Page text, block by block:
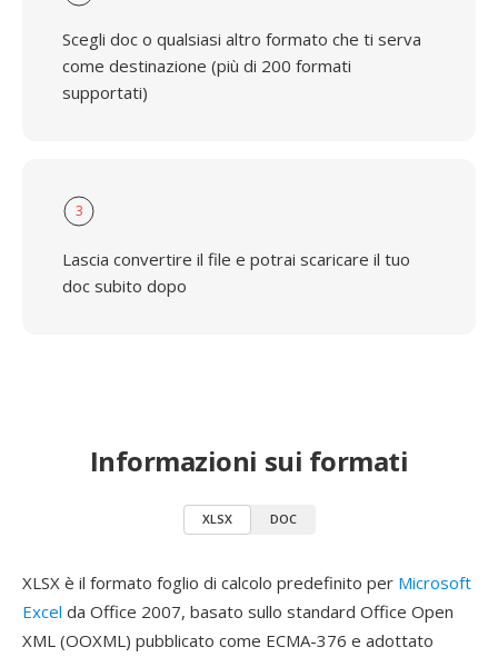
Scegli doc o qualsiasi altro formato che ti serva
come destinazione (più di 200 formati
supportati)
3
Lascia convertire il file e potrai scaricare il tuo
doc subito dopo
Informazioni sui formati
XLSX DOC
XLSX è il formato foglio di calcolo predefinito per Microsoft
Excel da Office 2007, basato sullo standard Office Open
XML (OOXML) pubblicato come ECMA-376 e adottato